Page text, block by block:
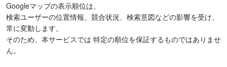
Googleマップの表示順位は、
検索ユーザーの位置情報、競合状況、検索意図などの影響を受け、
常に変動します。
そのため、本サービスでは 特定の順位を保証するものではありませ
ん。